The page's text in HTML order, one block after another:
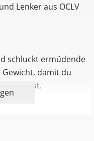
Lenker aus OCLV
schluckt ermüdende
damit du
kannst.